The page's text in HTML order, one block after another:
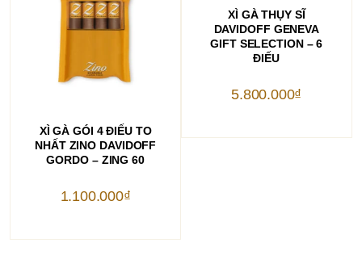
THÊM VÀO GIỎ HÀNG
XÌ GÀ GÓI 4 ĐIẾU TO
NHẤT ZINO DAVIDOFF
GORDO – ZING 60
1.100.000₫
THÊM VÀO GIỎ HÀNG
XÌ GÀ THỤY SĨ
DAVIDOFF GENEVA
GIFT SELECTION – 6
ĐIẾU
5.800.000₫